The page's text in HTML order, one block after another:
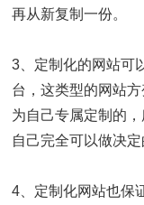
再从新复制一份。
3、定制化的网站可
台，这类型的网站
为自己专属定制的
自己完全可以做决定
4、定制化网站也保